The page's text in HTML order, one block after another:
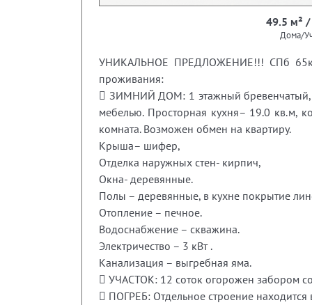
49.5 м² /
Дома/
УНИКАЛЬНОЕ ПРЕДЛОЖЕНИЕ!!! СПб 65км
проживания:
 ЗИМНИЙ ДОМ: 1 этажный бревенчатый,
мебелью. Просторная кухня– 19.0 кв.м,
комната. Возможен обмен на квартиру.
Крыша– шифер,
Отделка наружных стен- кирпич,
Окна- деревянные.
Полы – деревянные, в кухне покрытие
Отопление – печное.
Водоснабжение – скважина.
Электричество – 3 кВт .
Канализация – выгребная яма.
 УЧАСТОК: 12 соток огорожен забором
 ПОГРЕБ: Отдельное строение находится